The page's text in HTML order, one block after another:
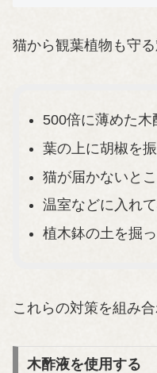
猫から観葉植物も守
500倍に薄めた木
葉の上に胡椒を振
猫が届かないと
温室などに入れ
植木鉢の土を掘
これらの対策を組み
木酢液を使用する